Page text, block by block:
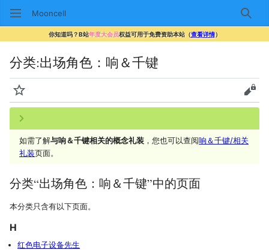
Mooncell 搜索
你知道吗？B站年度大会员权益可用于免费资助本站（查看详情）
分类:出场角色：响＆千键
监视 查看
如需了解与响＆千键相关的概念礼装 ，您也可以查阅响＆千键/相关
礼装页面。
分类“出场角色：响＆千键”中的页面
本分类只含有以下页面。
H
红色电子设备先生